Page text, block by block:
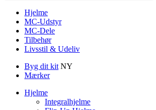
Hjelme
MC-Udstyr
MC-Dele
Tilbehør
Livsstil & Udeliv
Byg dit kit NY
Mærker
Hjelme
Integralhjelme